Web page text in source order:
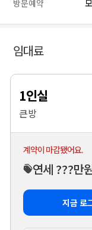
방문예약
임대료
1인실
큰방
계약이 마감됐어요.
연세 ???만
지금 로